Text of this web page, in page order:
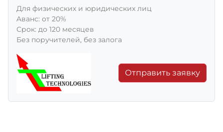
Для физических и юридических лиц
Aванс: от 20%
Срок: до 120 месяцев
Без поручителей, без залога
Отправить заявку